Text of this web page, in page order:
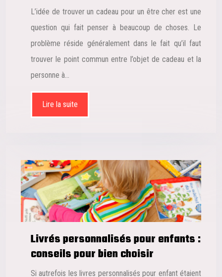
L’idée de trouver un cadeau pour un être cher est une
question qui fait penser à beaucoup de choses. Le
problème réside généralement dans le fait qu’il faut
trouver le point commun entre l’objet de cadeau et la
personne à…
Lire la suite
Livrés personnalisés pour enfants :
conseils pour bien choisir
Si autrefois les livres personnalisés pour enfant étaient